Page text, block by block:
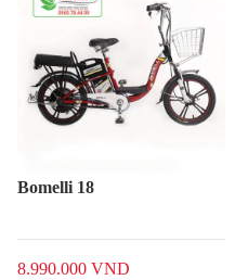
KAZUKI SHARK KING
13.990.000 VND